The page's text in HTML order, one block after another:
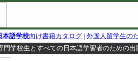
本語学校向け書籍カタログ | 外国人留学生の
門学校生とすべての日本語学習者のための出